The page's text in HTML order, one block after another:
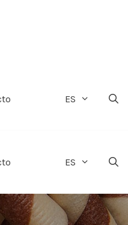
ES
ES